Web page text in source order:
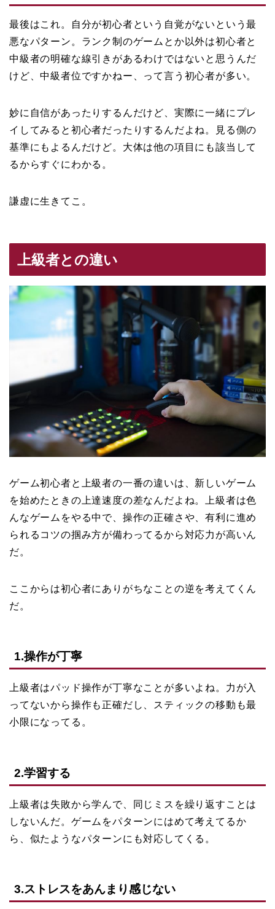
最後はこれ。自分が初心者という自覚がないという最
悪なパターン。ランク制のゲームとか以外は初心者と
中級者の明確な線引きがあるわけではないと思うんだ
けど、中級者位ですかねー、って言う初心者が多い。
妙に自信があったりするんだけど、実際に一緒にプレ
イしてみると初心者だったりするんだよね。見る側の
基準にもよるんだけど。大体は他の項目にも該当して
るからすぐにわかる。
謙虚に生きてこ。
上級者との違い
ゲーム初心者と上級者の一番の違いは、新しいゲーム
を始めたときの上達速度の差なんだよね。上級者は色
んなゲームをやる中で、操作の正確さや、有利に進め
られるコツの掴み方が備わってるから対応力が高いん
だ。
ここからは初心者にありがちなことの逆を考えてくん
だ。
1.操作が丁寧
上級者はパッド操作が丁寧なことが多いよね。力が入
ってないから操作も正確だし、スティックの移動も最
小限になってる。
2.学習する
上級者は失敗から学んで、同じミスを繰り返すことは
しないんだ。ゲームをパターンにはめて考えてるか
ら、似たようなパターンにも対応してくる。
3.ストレスをあんまり感じない